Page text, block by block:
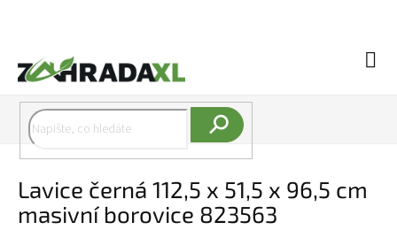
Lavice černá 112,5 x 51,5 x 96,5 cm
masivní borovice 823563